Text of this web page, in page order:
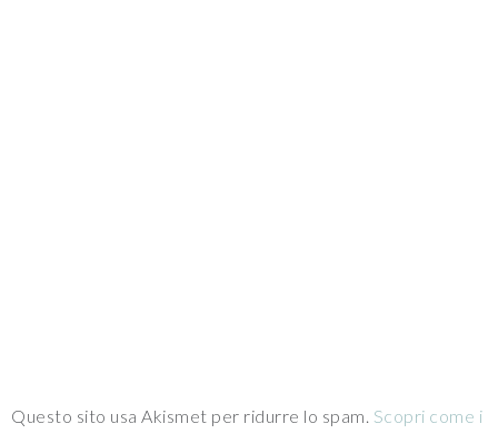
Questo sito usa Akismet per ridurre lo spam. Scopri come i